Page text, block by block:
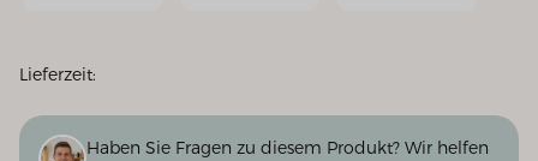
Lieferzeit:
Haben Sie Fragen zu diesem Produkt? Wir helfen